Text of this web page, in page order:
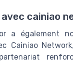
cainiao
a également
Cainiao